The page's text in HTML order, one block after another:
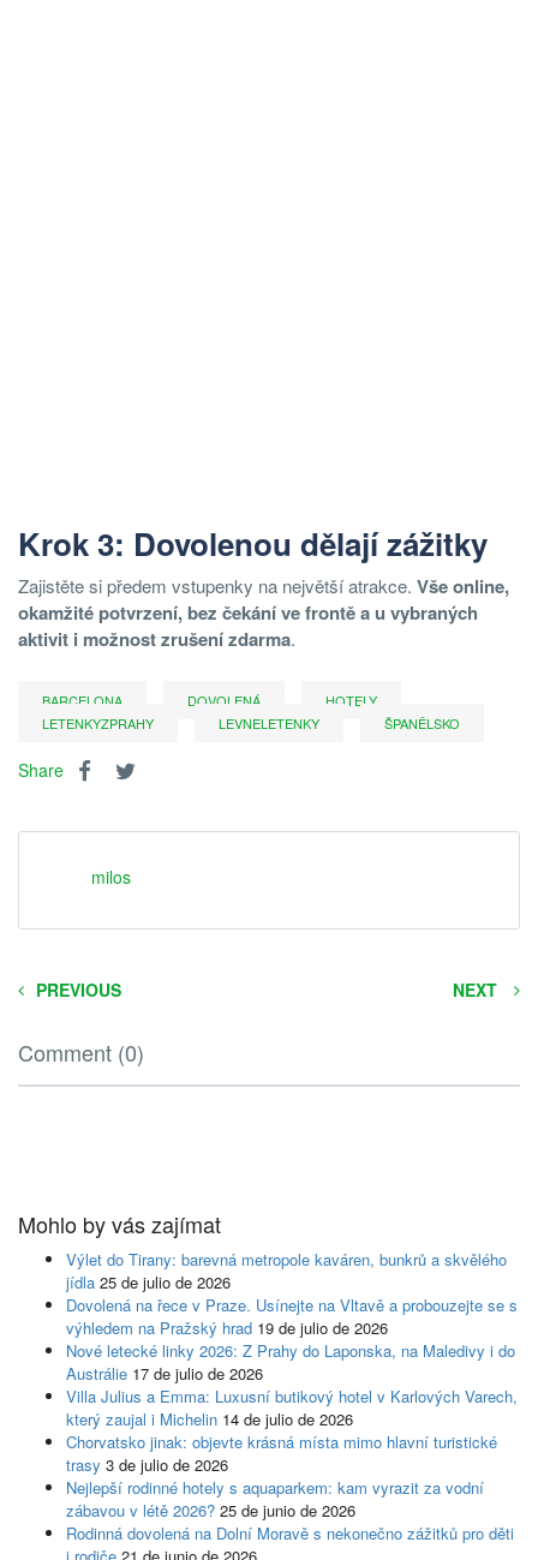
Krok 3: Dovolenou dělají zážitky
Zajistěte si předem vstupenky na největší atrakce. Vše online,
okamžité potvrzení, bez čekání ve frontě a u vybraných
aktivit i možnost zrušení zdarma.
BARCELONA DOVOLENÁ
HOTELY
LETENKYZPRAHY
LEVNELETENKY ŠPANĚLSKO
Share
milos
PREVIOUS NEXT
Comment (0)
Mohlo by vás zajímat
Výlet do Tirany: barevná metropole kaváren, bunkrů a skvělého
jídla 25 de julio de 2026
Dovolená na řece v Praze. Usínejte na Vltavě a probouzejte se s
výhledem na Pražský hrad 19 de julio de 2026
Nové letecké linky 2026: Z Prahy do Laponska, na Maledivy i do
Austrálie 17 de julio de 2026
Villa Julius a Emma: Luxusní butikový hotel v Karlových Varech,
který zaujal i Michelin 14 de julio de 2026
Chorvatsko jinak: objevte krásná místa mimo hlavní turistické
trasy 3 de julio de 2026
Nejlepší rodinné hotely s aquaparkem: kam vyrazit za vodní
zábavou v létě 2026? 25 de junio de 2026
Rodinná dovolená na Dolní Moravě s nekonečno zážitků pro děti
i rodiče 21 de junio de 2026